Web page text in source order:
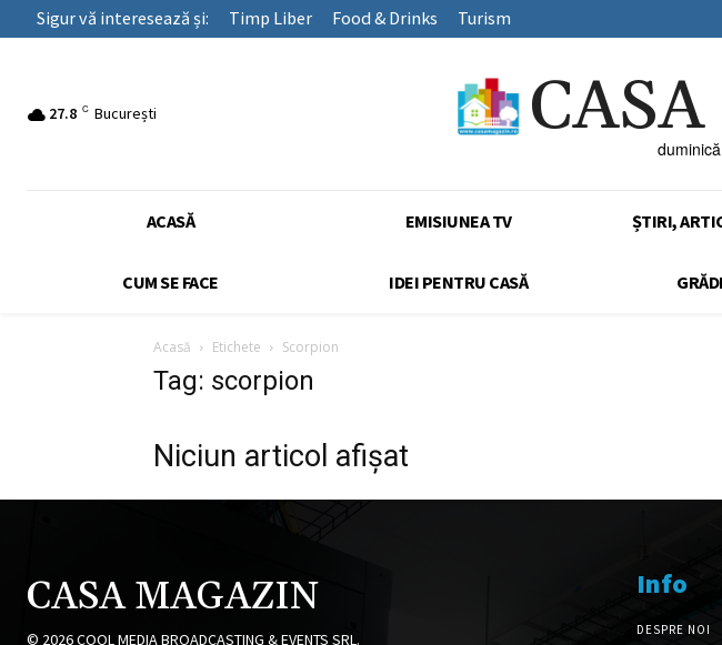
Sigur vă interesează și: Timp Liber Food & Drinks Turism
27.8 C București
ACASĂ EMISIUNEA TV ȘTIRI,
CUM SE FACE IDEI PENTRU CASĂ
Acasă Etichete Scorpion
Tag: scorpion
Niciun articol afișat
CASA MAGAZIN
© 2026COOL MEDIA BROADCASTING & EVENTS SRL.
Info
DESPRE NOI